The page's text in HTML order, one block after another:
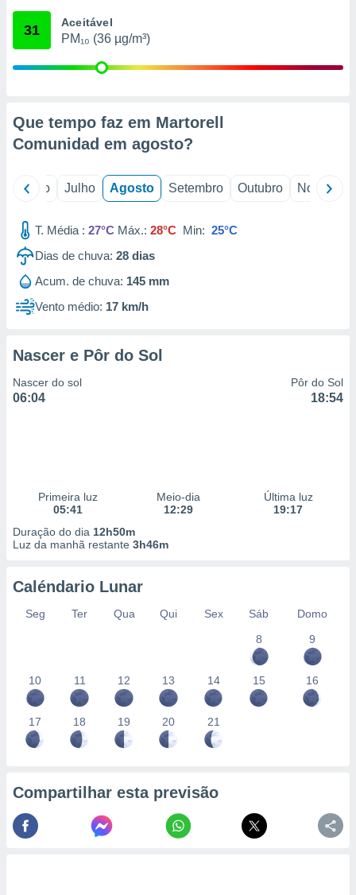
através
1199
31 Aceitável
PM₁₀ (36 µg/m³)
Que tempo faz em Martorell
Comunidad em agosto?
Junho Julho Agosto Setembro Outubro Novembro
T. Média : 27°C Máx.: 28°C Min: 25°C
Dias de chuva: 28 dias
Acum. de chuva: 145 mm
Vento médio: 17 km/h
Nascer e Pôr do Sol
Nascer do sol
06:04
Pôr do Sol
18:54
Primeira luz
05:41
Meio-dia
12:29
Última luz
19:17
Duração do dia 12h50m
Luz da manhã restante 3h46m
Caléndario Lunar
Seg Ter Qua Qui Sex Sáb
Domo
8
9
10 11 12 13 14 15 16
17 18 19 20 21
Compartilhar esta previsão